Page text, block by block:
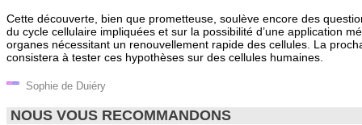
Cette découverte, bien que prometteuse, soulève encore des
du cycle cellulaire impliquées et sur la possibilité d’une application
organes nécessitant un renouvellement rapide des cellules. La
consistera à tester ces hypothèses sur des cellules humaines.
Sophie de Duiéry
NOUS VOUS RECOMMANDONS